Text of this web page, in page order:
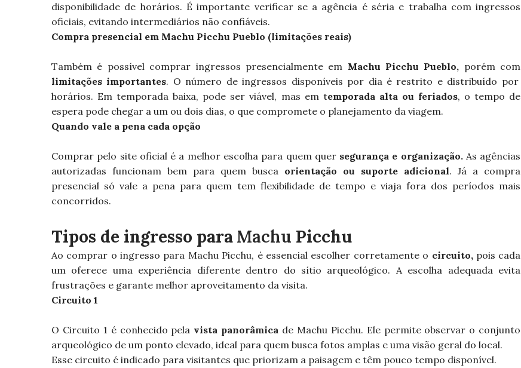
disponibilidade de horários. É importante verificar se a agência é séria e trabalha com ingressos
oficiais, evitando intermediários não confiáveis.
Compra presencial em Machu Picchu Pueblo (limitações reais)
Também é possível comprar ingressos presencialmente em Machu Picchu Pueblo, porém com
limitações importantes. O número de ingressos disponíveis por dia é restrito e distribuído por
horários. Em temporada baixa, pode ser viável, mas em temporada alta ou feriados, o tempo de
espera pode chegar a um ou dois dias, o que compromete o planejamento da viagem.
Quando vale a pena cada opção
Comprar pelo site oficial é a melhor escolha para quem quer segurança e organização.As agências
autorizadas funcionam bem para quem busca orientação ou suporte adicional. Já a compra
presencial só vale a pena para quem tem flexibilidade de tempo e viaja fora dos períodos mais
concorridos.
Tipos de ingresso paraMachu Picchu
Ao comprar o ingresso para Machu Picchu, é essencial escolher corretamente o circuito,pois cada
um oferece uma experiência diferente dentro do sítio arqueológico. A escolha adequada evita
frustrações e garante melhor aproveitamento da visita.
Circuito 1
O Circuito 1 é conhecido pela vista panorâmica de Machu Picchu. Ele permite observar o conjunto
arqueológico de um ponto elevado, ideal para quem busca fotos amplas e uma visão geral do local.
Esse circuito é indicado para visitantes que priorizam a paisagem e têm pouco tempo disponível.